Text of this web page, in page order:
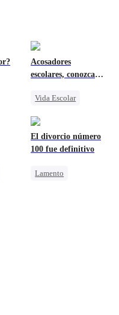
Acosadores
escolares, conozcan a
mayores
Vida Escolar
El divorcio número
100 fue definitivo
Lamento